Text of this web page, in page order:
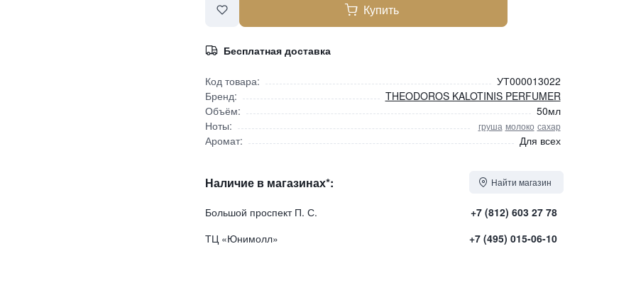
Купить
Бесплатная доставка
Код товара:
УТ000013022
Бренд:
THEODOROS KALOTINIS PERFUMER
Объём:
50мл
Ноты:
груша молоко сахар
Аромат: Для всех
Наличие в магазинах*: Найти магазин
Большой проспект П. С.
+7 (812) 603 27 78
ТЦ «Юнимолл»
+7 (495) 015-06-10